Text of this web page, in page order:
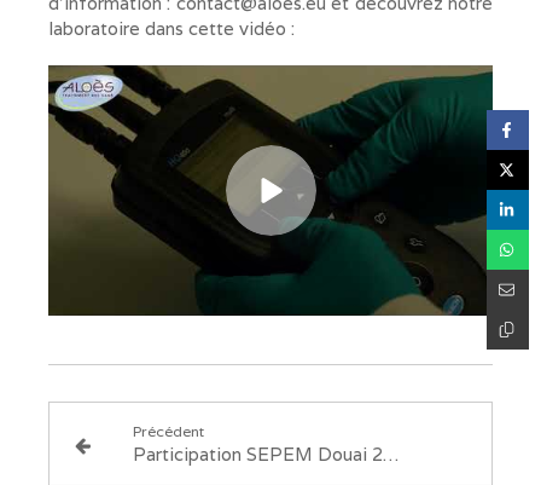
laboratoire dans cette vidéo :
Précédent
Participation SEPEM Douai 2023